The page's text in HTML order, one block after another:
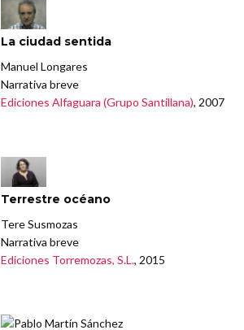
La ciudad sentida
Manuel Longares
Narrativa breve
Ediciones Alfaguara (Grupo Santillana), 2007
Terrestre océano
Tere Susmozas
Narrativa breve
Ediciones Torremozas, S.L., 2015